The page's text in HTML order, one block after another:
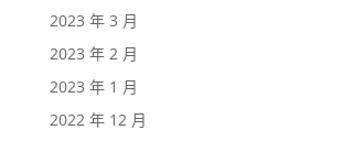
2023 年 3 月
2023 年 2 月
2023 年 1 月
2022 年 12 月